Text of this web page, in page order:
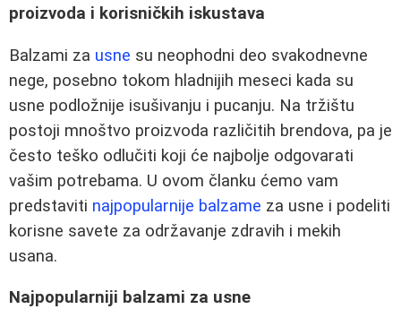
proizvoda i korisničkih iskustava
Balzami za usne su neophodni deo svakodnevne
nege, posebno tokom hladnijih meseci kada su
usne podložnije isušivanju i pucanju. Na tržištu
postoji mnoštvo proizvoda različitih brendova, pa je
često teško odlučiti koji će najbolje odgovarati
vašim potrebama. U ovom članku ćemo vam
predstaviti najpopularnije balzame za usne i podeliti
korisne savete za održavanje zdravih i mekih
usana.
Najpopularniji balzami za usne